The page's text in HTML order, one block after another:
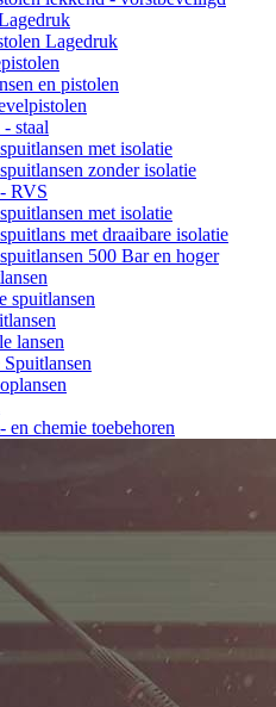
Lagedruk
en pistolen
staal
met isolatie
zonder isolatie
RVS
met isolatie
met draaibare isolatie
500 Bar en hoger
spuitlansen
lansen
en chemie toebehoren